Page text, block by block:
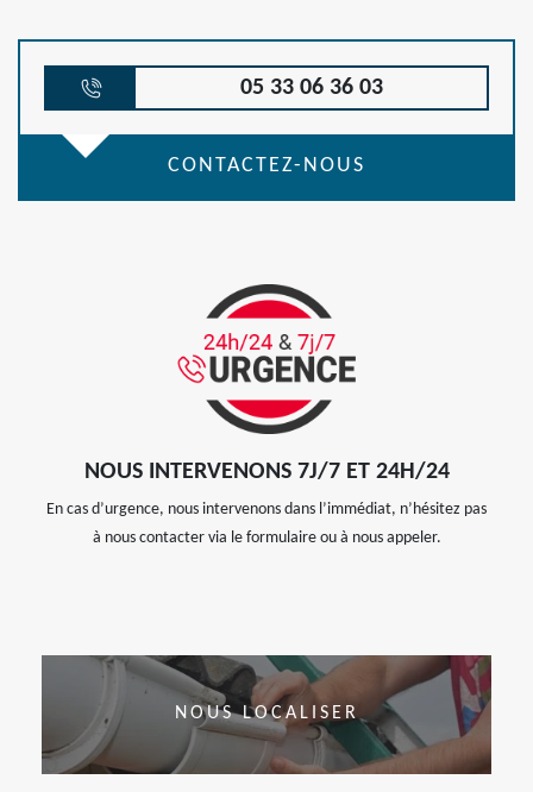
05 33 06 36 03
CONTACTEZ-NOUS
NOUS INTERVENONS 7J/7 ET 24H/24
En cas d’urgence, nous intervenons dans l’immédiat, n’hésitez pas
à nous contacter via le formulaire ou à nous appeler.
NOUS LOCALISER